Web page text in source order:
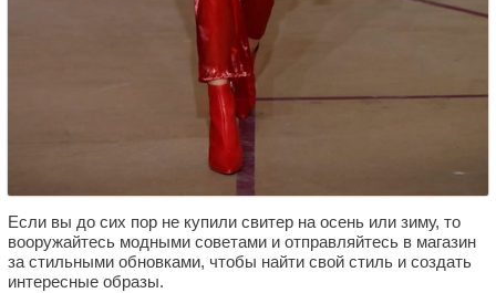
Если вы до сих пор не купили свитер на осень или зиму, то
вооружайтесь модными советами и отправляйтесь в магазин
за стильными обновками, чтобы найти свой стиль и создать
интересные образы.